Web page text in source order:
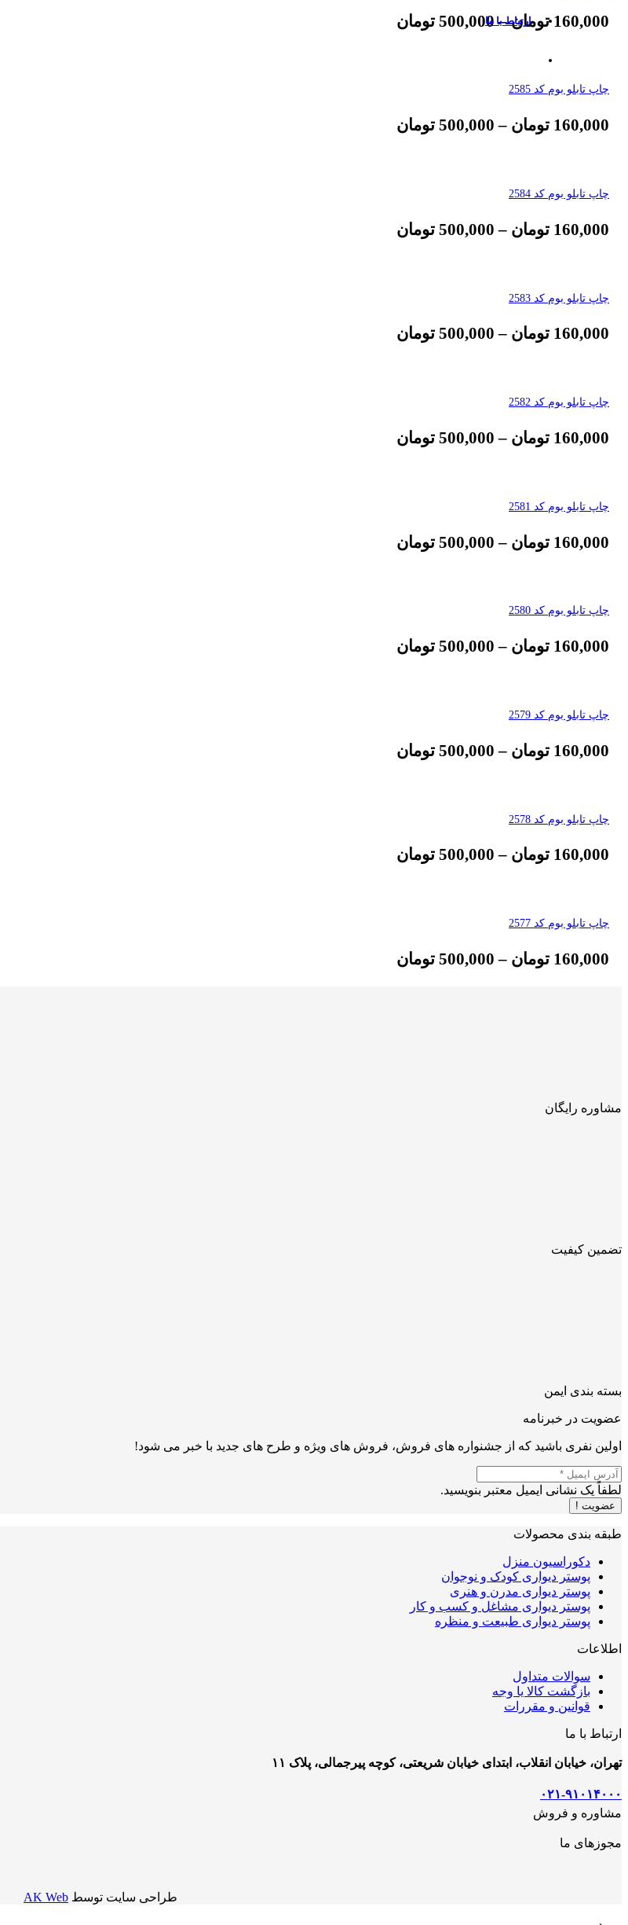
ارتباط با ما 160,000 تومان–
500,000 تومان
چاپ تابلو بوم کد 2585
160,000 تومان –
500,000 تومان
چاپ تابلو بوم کد 2584
160,000 تومان –
500,000 تومان
چاپ تابلو بوم کد 2583
160,000 تومان –
500,000 تومان
چاپ تابلو بوم کد 2582
160,000 تومان –
500,000 تومان
چاپ تابلو بوم کد 2581
160,000 تومان –
500,000 تومان
چاپ تابلو بوم کد 2580
160,000 تومان –
500,000 تومان
چاپ تابلو بوم کد 2579
160,000 تومان –
500,000 تومان
چاپ تابلو بوم کد 2578
160,000 تومان –
500,000 تومان
چاپ تابلو بوم کد 2577
160,000 تومان –
500,000 تومان
مشاوره رایگان
تضمین کیفیت
بسته بندی ایمن
عضویت در خبرنامه
اولین نفری باشید که از جشنواره های فروش، فروش های ویژه و طرح های جدید با خبر می شود!
لطفاً یک نشانی ایمیل معتبر بنویسید.
عضویت !
طبقه بندی محصولات
دکوراسیون منزل
پوستر دیواری کودک و نوجوان
پوستر دیواری مدرن و هنری
پوستر دیواری مشاغل و کسب و کار
پوستر دیواری طبیعت و منظره
اطلاعات
سوالات متداول
بازگشت کالا یا وجه
قوانین و مقررات
ارتباط با ما
تهران، خیابان انقلاب، ابتدای خیابان شریعتی، کوچه پیرجمالی، پلاک ۱۱
۰۲۱-۹۱۰۱۴۰۰۰
مشاوره و فروش
مجوزهای ما
طراحی سایت توسط AK Web